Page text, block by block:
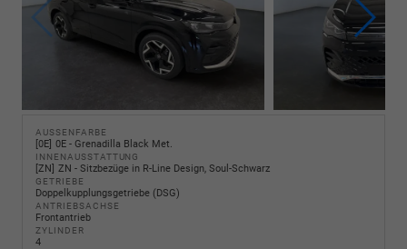
AUSSENFARBE
0E 0E - Grenadilla Black Met.
INNENAUSSTATTUNG
ZN ZN - Sitzbezüge in R-Line Design, Soul-Schwarz
GETRIEBE
Doppelkupplungsgetriebe (DSG)
ANTRIEBSACHSE
Frontantrieb
ZYLINDER
4